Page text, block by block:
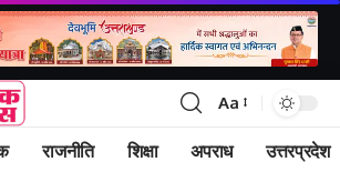
Font
Resizer
Aa
राजनीति शिक्षा अपराध उत्तरप्रदेश